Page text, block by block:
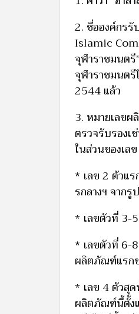
2. ชื่อองค์กรรั
Islamic
จุฬาราชมนตรี
จุฬาราชมนตรี
2544 แล้ว
3. หมายเลขผ
ตรวจรับรอง
ในส่วนของเ
* เลข 2 ตัวแ
รกลางฯ จาก
* เลขตัวที่ 3-
* เลขตัวที่ 6-
ผลิตภัณฑ์แรก
* เลข 4 ตัวสุ
ผลิตภัณฑ์นี้ตั้ง